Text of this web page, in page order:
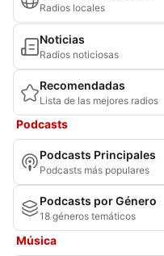
Radios locales
Noticias
Radios noticiosas
Recomendadas
Lista de las mejores radios
Podcasts
Podcasts Principales
Podcasts más populares
Podcasts por Género
18 géneros temáticos
Música